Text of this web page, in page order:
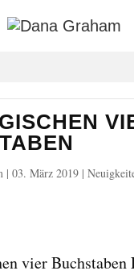
| 03. März 2019|
vier Buchstaben